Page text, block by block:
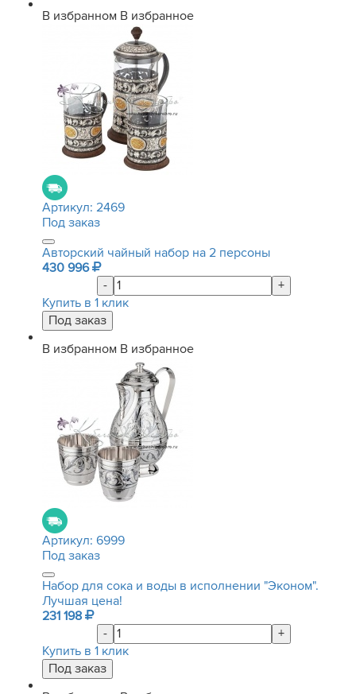
В избранном В избранное
Артикул: 2469
Под заказ
Авторский чайный набор на 2 персоны
430 996
-
+
Купить в 1 клик
В избранном В избранное
Артикул: 6999
Под заказ
Набор для сока и воды в исполнении "Эконом".
Лучшая цена!
231 198
-
+
Купить в 1 клик